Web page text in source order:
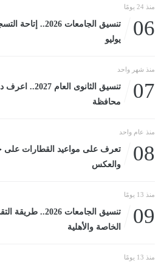
منذ 24 يومًا
06
يوليو
منذ شهر واحد
07
محافظة
منذ عام واحد
08
تعرف على مواعيد القطارات على
والعكس
منذ 13 يومًا
09
تنسيق الجامعات
الخاصة والأهلية
منذ 13 يومًا